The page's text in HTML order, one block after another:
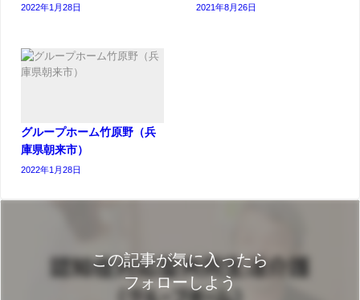
2022年1月28日 2021年8月26日
グループホーム竹原野（兵
庫県朝来市）
2022年1月28日
この記事が気に入ったら
フォローしよう